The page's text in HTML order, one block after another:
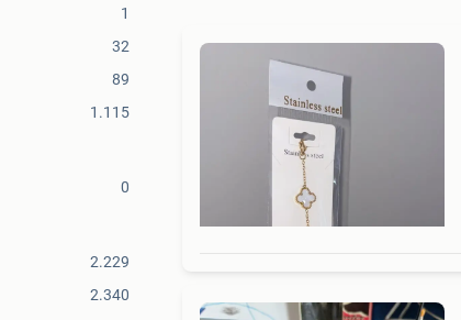
1
32
89
1.115
0
2.229
2.340